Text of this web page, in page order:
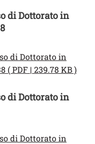
di Dottorato in
di Dottorato in
( PDF | 239.78 KB )Apri
di Dottorato in
di Dottorato in